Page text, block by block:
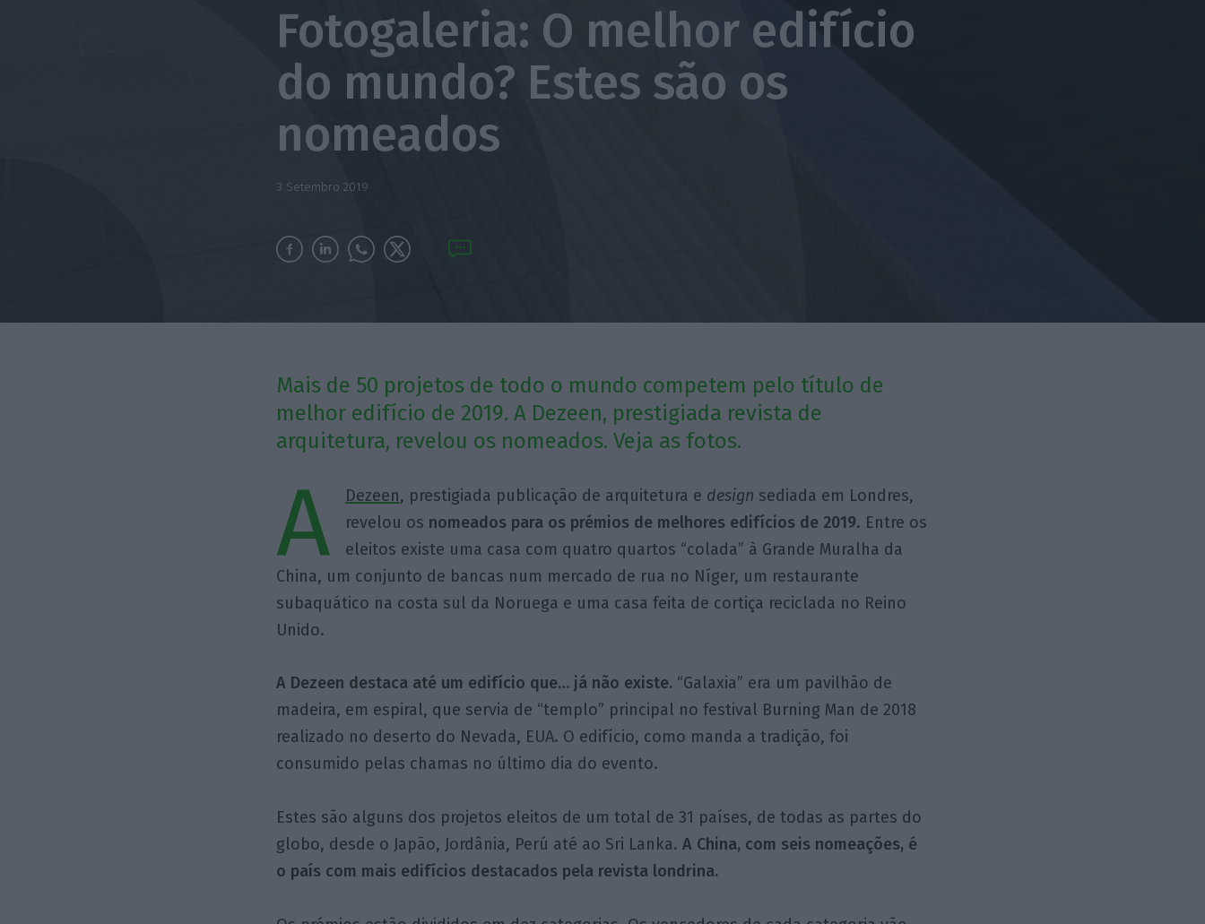
Fotogaleria: O melhor edifício
do mundo? Estes são os
nomeados
3 Setembro 2019
Mais de 50 projetos de todo o mundo competem pelo título de
melhor edifício de 2019. A Dezeen, prestigiada revista de
arquitetura, revelou os nomeados. Veja as fotos.
A Dezeen, prestigiada publicação de arquitetura e design sediada em Londres,
revelou os nomeados para os prémios de melhores edifícios de 2019. Entre os
eleitos existe uma casa com quatro quartos “colada” à Grande Muralha da
China, um conjunto de bancas num mercado de rua no Níger, um restaurante
subaquático na costa sul da Noruega e uma casa feita de cortiça reciclada no Reino
Unido.
A Dezeen destaca até um edifício que… já não existe. “Galaxia” era um pavilhão de
madeira, em espiral, que servia de “templo” principal no festival Burning Man de 2018
realizado no deserto do Nevada, EUA. O edifício, como manda a tradição, foi
consumido pelas chamas no último dia do evento.
Estes são alguns dos projetos eleitos de um total de 31 países, de todas as partes do
globo, desde o Japão, Jordânia, Perú até ao Sri Lanka.A China, com seis nomeações, é
o país com mais edifícios destacados pela revista londrina.